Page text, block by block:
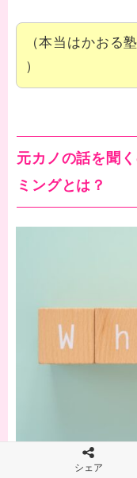
（本当はかおる
）
元カノの話を聞
ミングとは？
シェア